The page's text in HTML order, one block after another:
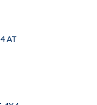
AT